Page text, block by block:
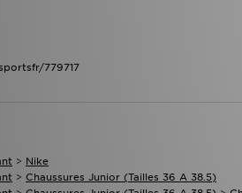
779717
> Nike
> Chaussures Junior (tailles 36 A 38.5)